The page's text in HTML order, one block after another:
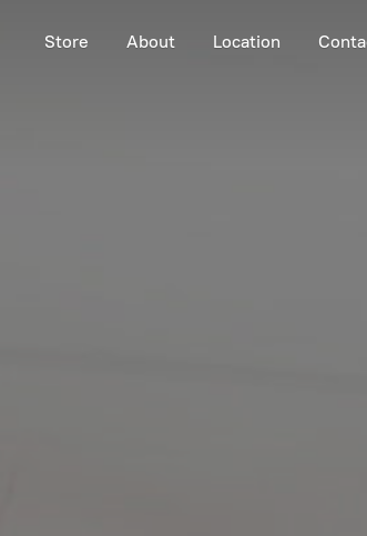
Store About Location